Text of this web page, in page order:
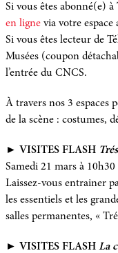
Si vous êtes abonné(e) à
en ligne via votre espace
Si vous êtes lecteur de
Musées (coupon
l’entrée du CNCS.
À travers nos 3 espaces
de la scène : costumes,
► VISITES FLASH
Samedi 21 mars à
Laissez-vous entrainer
les essentiels et les
salles permanentes, «
► VISITES FLASH La